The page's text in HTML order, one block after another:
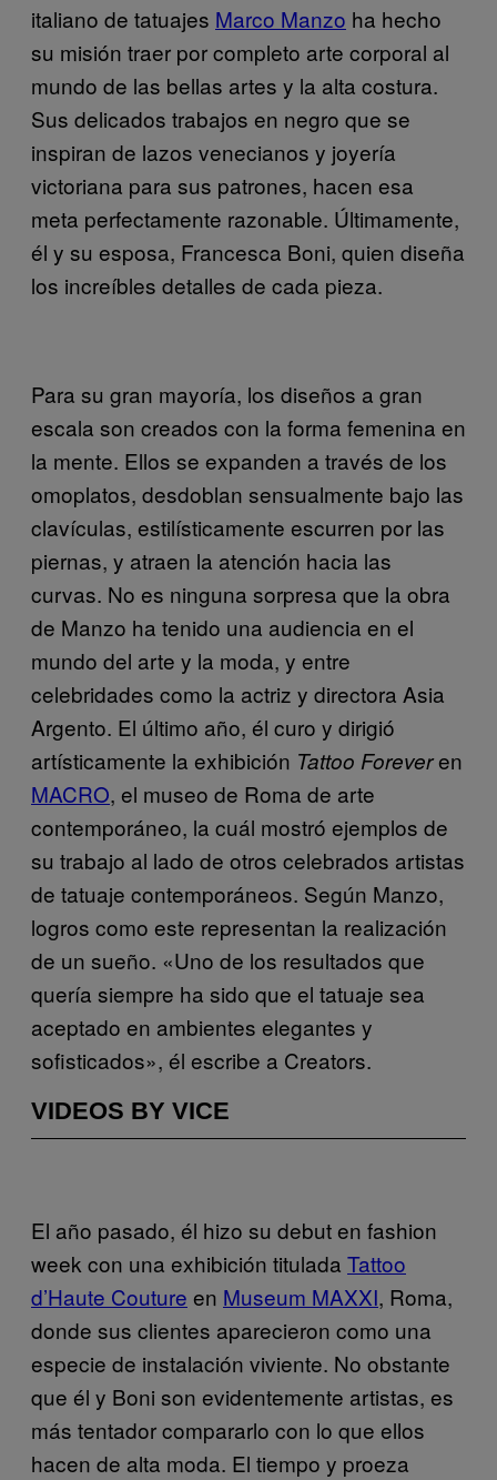
italiano de tatuajes Marco Manzo ha hecho
su misión traer por completo arte corporal al
mundo de las bellas artes y la alta costura.
Sus delicados trabajos en negro que se
inspiran de lazos venecianos y joyería
victoriana para sus patrones, hacen esa
meta perfectamente razonable. Últimamente,
él y su esposa, Francesca Boni, quien diseña
los increíbles detalles de cada pieza.
Para su gran mayoría, los diseños a gran
escala son creados con la forma femenina en
la mente. Ellos se expanden a través de los
omoplatos, desdoblan sensualmente bajo las
clavículas, estilísticamente escurren por las
piernas, y atraen la atención hacia las
curvas. No es ninguna sorpresa que la obra
de Manzo ha tenido una audiencia en el
mundo del arte y la moda, y entre
celebridades como la actriz y directora Asia
Argento. El último año, él curo y dirigió
artísticamente la exhibición Tattoo Foreveren
MACRO, el museo de Roma de arte
contemporáneo, la cuál mostró ejemplos de
su trabajo al lado de otros celebrados artistas
de tatuaje contemporáneos. Según Manzo,
logros como este representan la realización
de un sueño. «Uno de los resultados que
quería siempre ha sido que el tatuaje sea
aceptado en ambientes elegantes y
sofisticados», él escribe a Creators.
VIDEOS BY VICE
El año pasado, él hizo su debut en fashion
week con una exhibición titulada Tattoo
d’Haute Couture en Museum MAXXI, Roma,
donde sus clientes aparecieron como una
especie de instalación viviente. No obstante
que él y Boni son evidentemente artistas, es
más tentador compararlo con lo que ellos
hacen de alta moda. El tiempo y proeza